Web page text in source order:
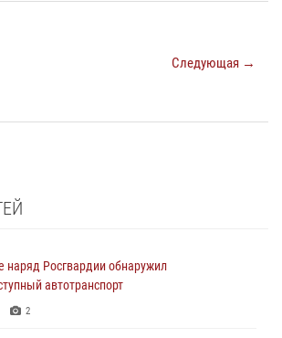
Следующая →
наряд Росгвардии обнаружил
автотранспорт
2